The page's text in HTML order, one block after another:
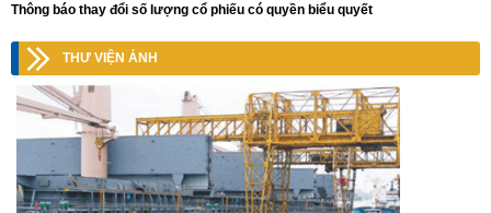
Thông báo thay đổi số lượng cổ phiếu có quyền biểu quyết
THƯ VIỆN ẢNH